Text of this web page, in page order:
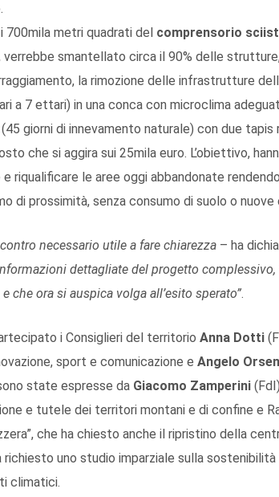
700mila metri quadrati del comprensorio
verrebbe smantellato circa il 90% delle
la rimozione delle infrastrutture
a 7 ettari) in una conca con microclima
giorni di innevamento naturale) con due tapis
che si aggira sui 25mila euro. L’obiettivo,
riqualificare le aree oggi abbandonate
di prossimità, senza consumo di suolo o nuove
necessario utile a fare chiarezza – ha
dettagliate del progetto
che ora si auspica volga all’esito sperato”.
i Consiglieri del territorio Anna Dotti
sport e comunicazione e Angelo
state espresse da Giacomo Zamperini
e tutele dei territori montani e di confine e
che ha chiesto anche il ripristino della
richiesto uno studio imparziale sulla
climatici.